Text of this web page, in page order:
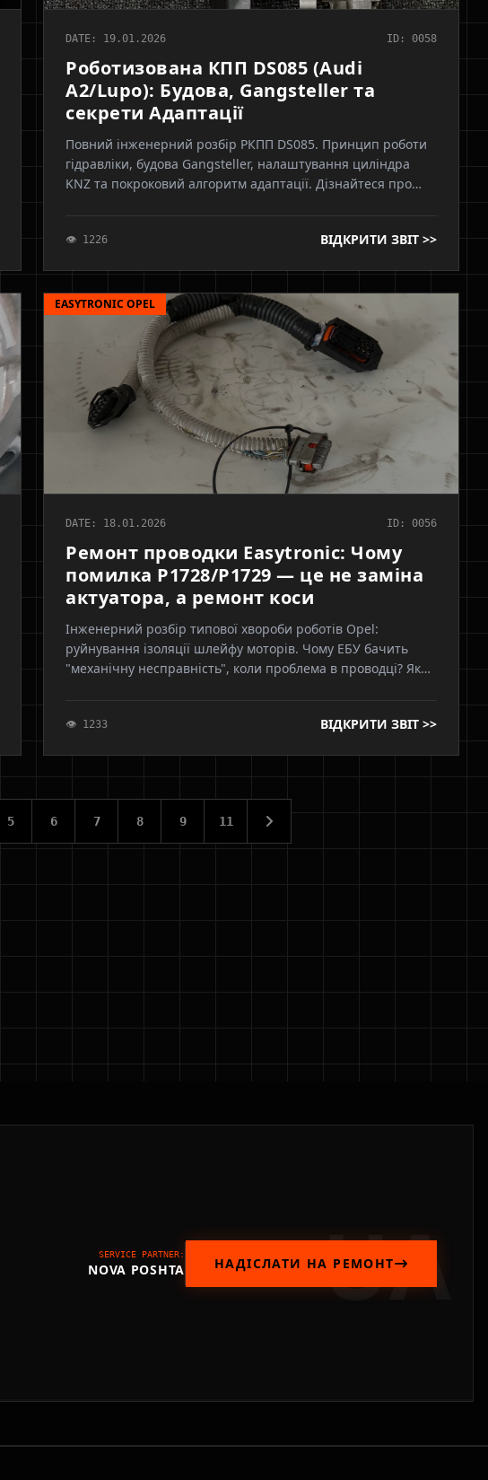
DATE: 19.01.2026 ID: 0058
Роботизована КПП DS085 (Audi
A2/Lupo): Будова, Gangsteller та
секрети Адаптації
Повний інженерний розбір РКПП DS085. Принцип роботи
гідравліки, будова Gangsteller, налаштування циліндра
KNZ та покроковий алгоритм адаптації. Дізнайтеся про
👁 1226 ВІДКРИТИ ЗВІТ >>
EASYTRONIC OPEL
DATE: 18.01.2026 ID: 0056
Ремонт проводки Easytronic: Чому
помилка P1728/P1729 — це не заміна
актуатора, а ремонт коси
Інженерний розбір типової хвороби роботів Opel:
руйнування ізоляції шлейфу моторів. Чому ЕБУ бачить
"механічну несправність", коли проблема в проводці? Як
👁 1233 ВІДКРИТИ ЗВІТ >>
5 6 7 8 9 11
UA
SERVICE PARTNER:
NOVA POSHTA НАДІСЛАТИ НА РЕМОНТ